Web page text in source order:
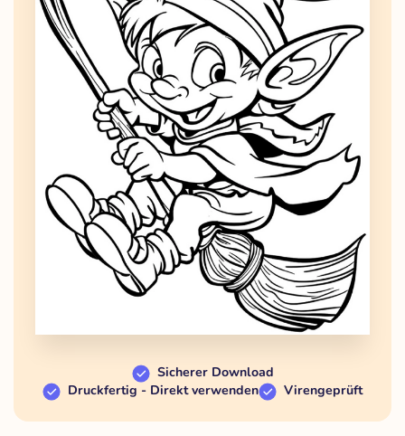
Sicherer Download
Druckfertig - Direkt verwenden
Virengeprüft